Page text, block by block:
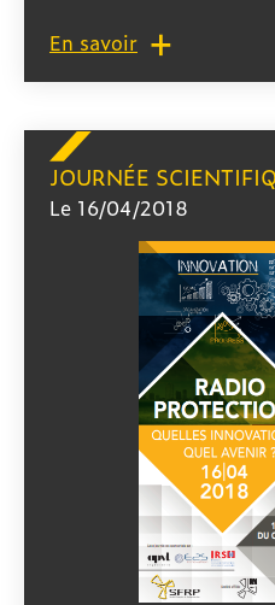
En savoir
JOURNÉE
Le 16/04/2018